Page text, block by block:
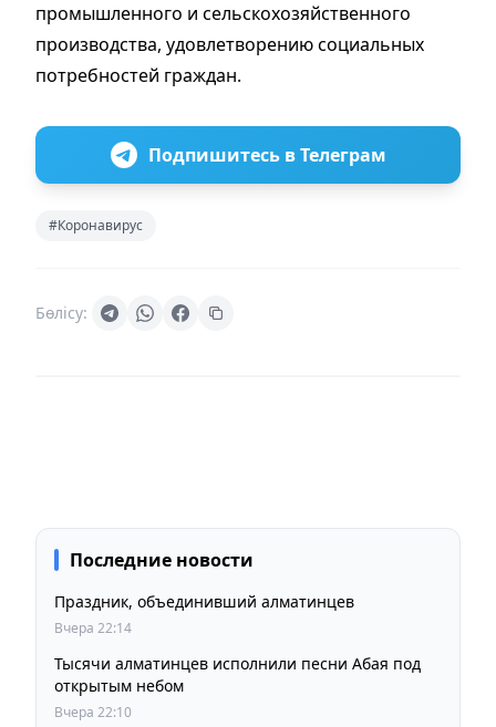
промышленного и сельскохозяйственного
производства, удовлетворению социальных
потребностей граждан.
Подпишитесь в Телеграм
#Коронавирус
Бөлісу:
Последние новости
Праздник, объединивший алматинцев
Вчера 22:14
Тысячи алматинцев исполнили песни Абая под
открытым небом
Вчера 22:10